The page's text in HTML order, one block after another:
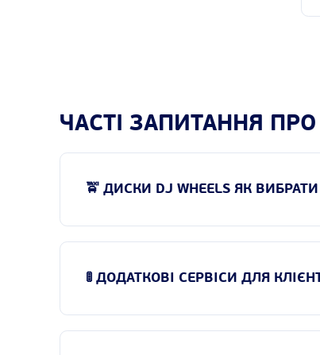
GMP Italia
ITP
ЇХ
Konig
ЧАСТІ ЗАПИТАННЯ ПРО
🚖 ДИСКИ DJ WHEELS ЯК
🚦 ДОДАТКОВІ СЕРВІСИ ДЛЯ